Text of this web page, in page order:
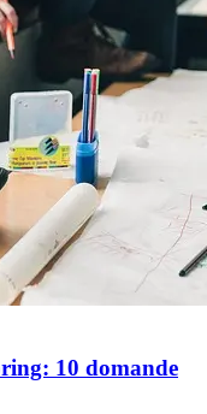
10 domande